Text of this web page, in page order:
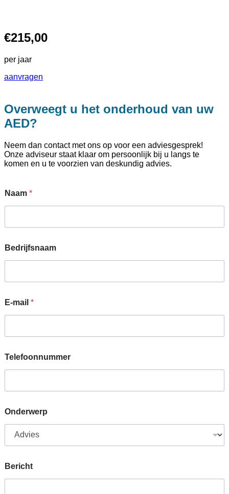
€215,00
per jaar
aanvragen
Overweegt u het onderhoud van uw
AED?
Neem dan contact met ons op voor een adviesgesprek!
Onze adviseur staat klaar om persoonlijk bij u langs te
komen en u te voorzien van deskundig advies.
Naam *
Bedrijfsnaam
E-mail *
Telefoonnummer
Onderwerp
Bericht